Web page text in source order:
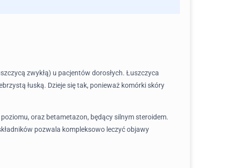
zwykłą) u pacjentów dorosłych. Łuszczyca
łuską. Dzieje się tak, ponieważ komórki skóry
oraz betametazon, będący silnym steroidem.
pozwala kompleksowo leczyć objawy